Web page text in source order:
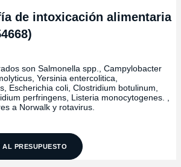
de intoxicación alimentaria
son Salmonella spp., Campylobacter
Yersinia entercolitica,
Escherichia coli, Clostridium botulinum,
perfringens, Listeria monocytogenes. ,
a Norwalk y rotavirus.
PRESUPUESTO